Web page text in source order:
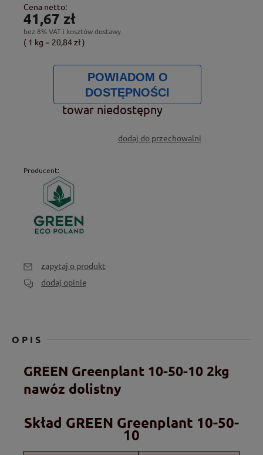
Cena netto:
41,67 zł
bez 8% VAT i kosztów dostawy
( 1 kg = 20,84 zł)
POWIADOM O
DOSTĘPNOŚCI
towar niedostępny
dodaj do przechowalni
Producent:
zapytaj o produkt
dodaj opinię
OPIS
GREEN Greenplant 10-50-10 2kg
nawóz dolistny
Skład GREEN Greenplant 10-50-
10